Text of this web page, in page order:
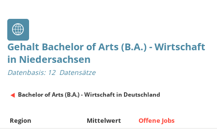
Gehalt Bachelor of Arts (B.A.) - Wirtschaft
in Niedersachsen
Datenbasis: 12 Datensätze
Bachelor of Arts (B.A.) - Wirtschaft in Deutschland
Region Mittelwert Offene Jobs